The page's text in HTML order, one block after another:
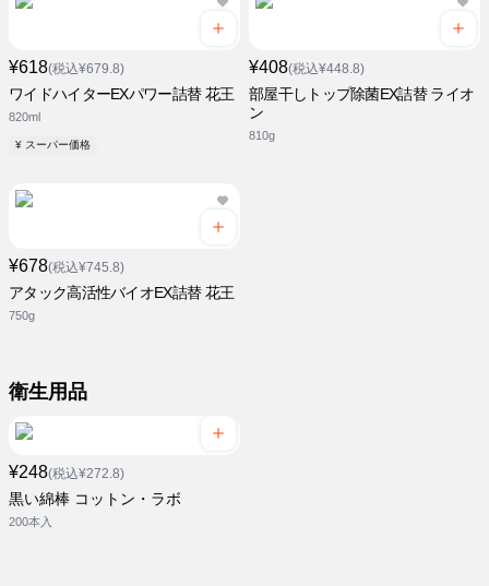
¥618(税込¥679.8)
ワイドハイターEXパワー詰替 花王
820ml
¥ スーパー価格
¥408(税込¥448.8)
部屋干しトップ除菌EX詰替 ライオ
ン
810g
¥678(税込¥745.8)
アタック高活性バイオEX詰替 花王
750g
衛生用品
¥248(税込¥272.8)
黒い綿棒 コットン・ラボ
200本入